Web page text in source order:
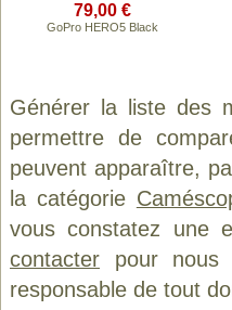
79,00 €
GoPro HERO5 Black
Générer la liste des
permettre de
peuvent apparaître,
la catégorie
vous constatez une
contacter pour nous
responsable de tout